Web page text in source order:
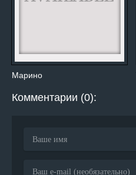
Марино
Комментарии (0):